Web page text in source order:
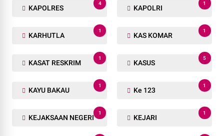
KAPOLRES
4
KAPOLRI
1
KARHUTLA
1
KAS KOMAR
1
KASAT RESKRIM
1
KASUS
5
KAYU BAKAU
1
Ke 123
1
KEJAKSAAN NEGERI
1
KEJARI
1